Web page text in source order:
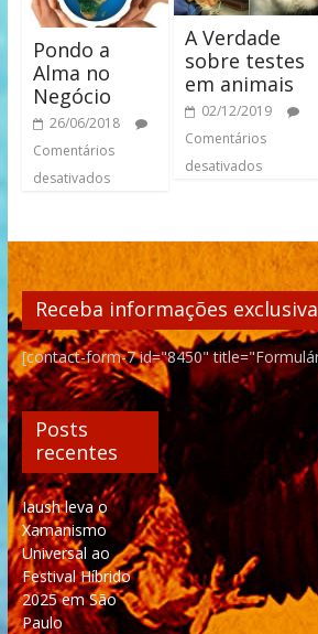
Pondo a
Alma no
Negócio
26/06/2018
Comentários
desativados
A Verdade
sobre testes
em animais
02/12/2019
Comentários
desativados
Receba informações
[contact-form-7 id="8450"
Posts
recentes
Iaush leva o
Xamanismo
Universal ao
Festival Híbrido
2025 em São
Paulo